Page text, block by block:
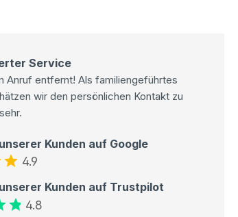
Service
Anruf entfernt! Als familiengeführtes
wir den persönlichen Kontakt zu
Kunden auf Google
4.9
Kunden auf Trustpilot
4.8